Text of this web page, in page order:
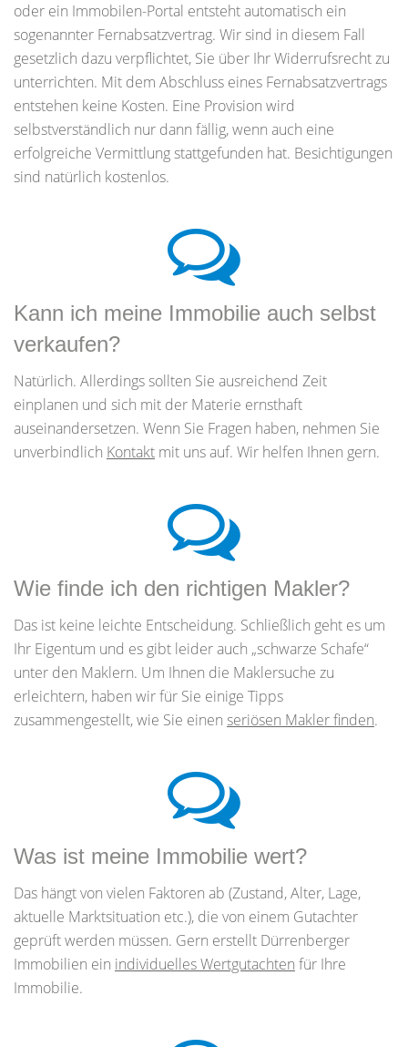
oder ein Immobilen-Portal entsteht automatisch ein
sogenannter Fernabsatzvertrag. Wir sind in diesem Fall
gesetzlich dazu verpflichtet, Sie über Ihr Widerrufsrecht zu
unterrichten. Mit dem Abschluss eines Fernabsatzvertrags
entstehen keine Kosten. Eine Provision wird
selbstverständlich nur dann fällig, wenn auch eine
erfolgreiche Vermittlung stattgefunden hat. Besichtigungen
sind natürlich kostenlos.
Kann ich meine Immobilie auch selbst
verkaufen?
Natürlich. Allerdings sollten Sie ausreichend Zeit
einplanen und sich mit der Materie ernsthaft
auseinandersetzen. Wenn Sie Fragen haben, nehmen Sie
unverbindlich Kontakt mit uns auf. Wir helfen Ihnen gern.
Wie finde ich den richtigen Makler?
Das ist keine leichte Entscheidung. Schließlich geht es um
Ihr Eigentum und es gibt leider auch „schwarze Schafe“
unter den Maklern. Um Ihnen die Maklersuche zu
erleichtern, haben wir für Sie einige Tipps
zusammengestellt, wie Sie einen seriösen Makler finden.
Was ist meine Immobilie wert?
Das hängt von vielen Faktoren ab (Zustand, Alter, Lage,
aktuelle Marktsituation etc.), die von einem Gutachter
geprüft werden müssen. Gern erstellt Dürrenberger
Immobilien ein individuelles Wertgutachten für Ihre
Immobilie.